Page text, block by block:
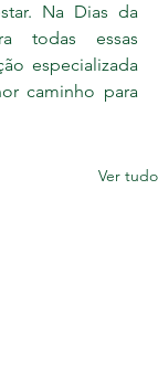
Na Dias da
todas essas
especializada
caminho para
Ver tudo